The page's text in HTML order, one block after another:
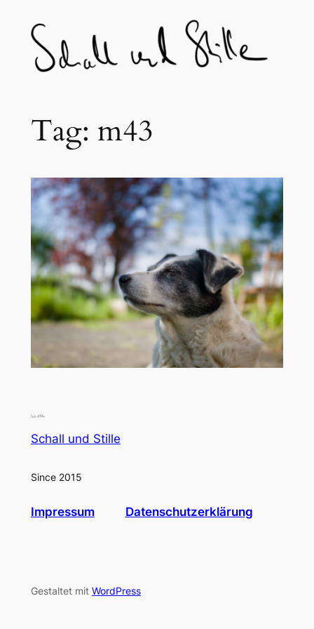
content
Tag: m43
Schall und Stille
Since 2015
Impressum Datenschutzerklärung
Gestaltet mit WordPress